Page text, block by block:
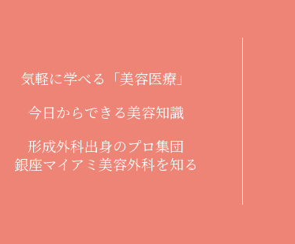
気軽に学べる「美容医療」
今日からできる美容知識
形成外科出身のプロ集団
銀座マイアミ美容外科を知る